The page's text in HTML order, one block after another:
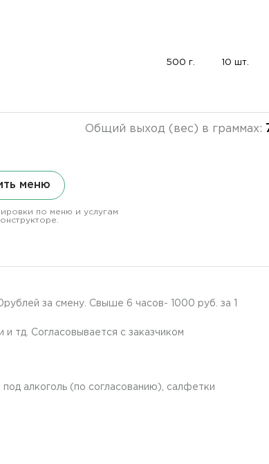
500 г. 10 шт.
Общий выход (вес) в граммах:
меню
по меню и услугам
за смену. Свыше 6 часов- 1000 руб. за 1
тд. Согласовывается с заказчиком
под алкоголь (по согласованию), салфетки